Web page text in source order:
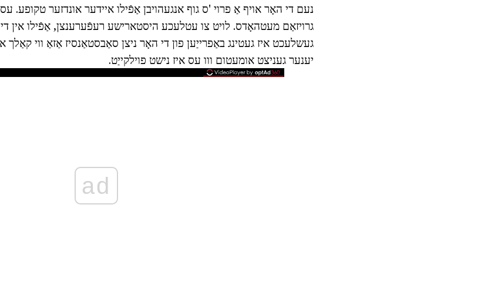
נעם די האָר אויף אַ פרוי 'ס גוף אנגעהויבן אַפֿילו איידער אונדזער טקופע.
געשלעכט איז געטינג באַפרייַען פון די האָר ניצן סאַבסטאַנסיז אַזאַ ווי קאַלך
יענער געניצט אומעטום ווו עס איז נישט פוילקייַט.
ad